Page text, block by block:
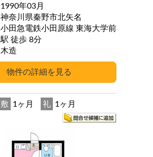
1990年03月
神奈川県秦野市北矢名
小田急電鉄小田原線 東海大学前
駅 徒歩 8分
木造
敷 1ヶ月 礼 1ヶ月